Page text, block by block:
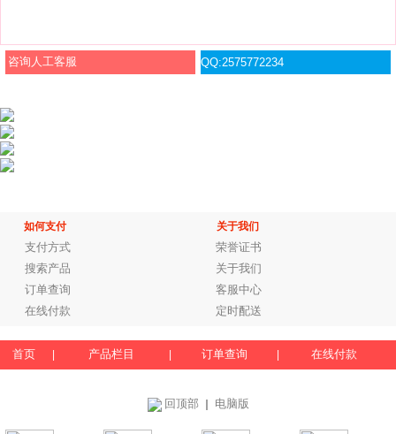
咨询人工客服 QQ:2575772234
如何支付 关于我们
支付方式
荣誉证书
搜索产品
关于我们
订单查询
客服中心
在线付款
定时配送
首页 产品栏目 订单查询 在线付款
回顶部 电脑版